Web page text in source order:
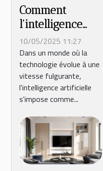
Comment
l'intelligence
artificielle
révolutionne le
home staging
10/05/2025 11:27
Dans un monde où la
technologie évolue à une
vitesse fulgurante,
l'intelligence artificielle
s'impose comme...